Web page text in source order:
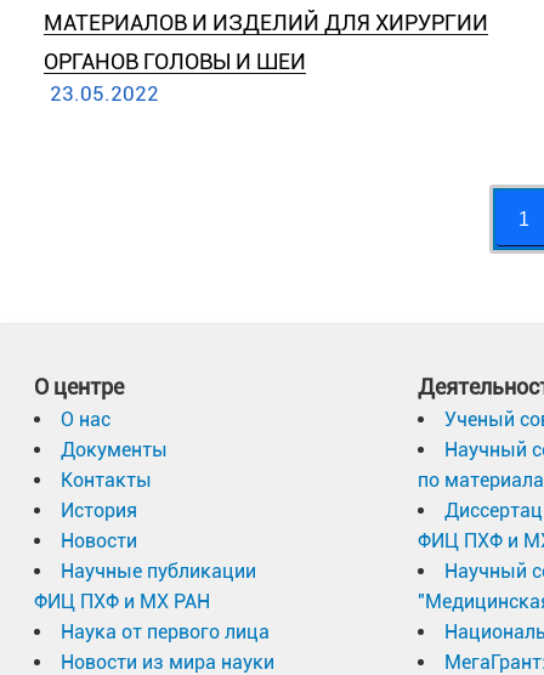
МАТЕРИАЛОВ И ИЗДЕЛИЙ ДЛЯ ХИРУРГИИ
ОРГАНОВ ГОЛОВЫ И ШЕИ
23.05.2022
1
О центре
О нас
Документы
Контакты
История
Новости
Научные публикации
ФИЦ ПХФ и МХ РАН
Наука от первого лица
Новости из мира науки
Ученый
Научный
по
ФИЦ ПХФ и
Научный